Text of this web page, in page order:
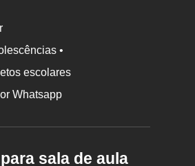
•
escolares
Whatsapp
sala de aula